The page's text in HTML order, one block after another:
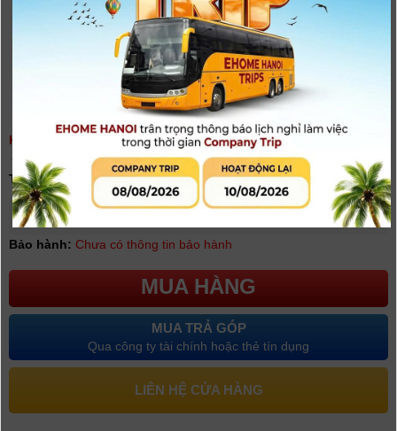
KÍNH LỌC HỒNG NGOẠI HAIDA IR720 NANOPRO HD4599-82
(0người đánh giá)
Tình trạng:
Có hàng
Giá khuyến mại: 2.490.000đ
Bảo hành: Chưa có thông tin bảo hành
MUA HÀNG
MUA TRẢ GÓP
Qua công ty tài chính hoặc thẻ tín dụng
LIÊN HỆ CỬA HÀNG